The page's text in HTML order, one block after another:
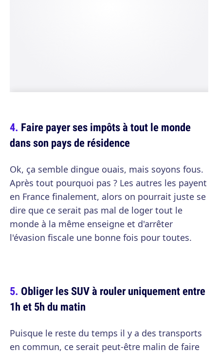
Faire payer ses impôts à tout le monde
dans son pays de résidence
Ok, ça semble dingue ouais, mais soyons fous.
Après tout pourquoi pas ? Les autres les payent
en France finalement, alors on pourrait juste se
dire que ce serait pas mal de loger tout le
monde à la même enseigne et d'arrêter
l'évasion fiscale une bonne fois pour toutes.
Obliger les SUV à rouler uniquement entre
1h et 5h du matin
Puisque le reste du temps il y a des transports
en commun, ce serait peut-être malin de faire